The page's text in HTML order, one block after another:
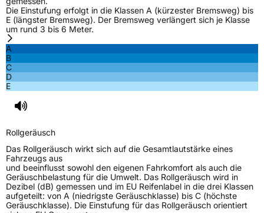
Die Einstufung erfolgt in die Klassen A (kürzester Bremsweg) bis
E (längster Bremsweg). Der Bremsweg verlängert sich je Klasse
um rund 3 bis 6 Meter.
A
B
C
D
E
Rollgeräusch
Das Rollgeräusch wirkt sich auf die Gesamtlautstärke eines
Fahrzeugs aus
und beeinflusst sowohl den eigenen Fahrkomfort als auch die
Geräuschbelastung für die Umwelt. Das Rollgeräusch wird in
Dezibel (dB) gemessen und im EU Reifenlabel in die drei Klassen
aufgeteilt: von A (niedrigste Geräuschklasse) bis C (höchste
Geräuschklasse). Die Einstufung für das Rollgeräusch orientiert